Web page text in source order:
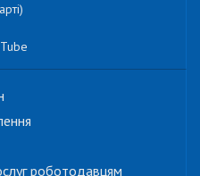
роботодавцям